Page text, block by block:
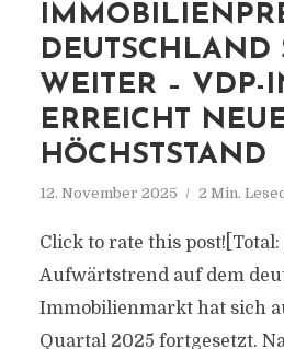
DEUTSCHLAND
WEITER – VDP-
ERREICHT
HÖCHSTSTAND
12. November 2025 2 Min.
Click to rate this
Aufwärtstrend auf dem
Immobilienmarkt hat sich
Quartal 2025 fortgesetzt.